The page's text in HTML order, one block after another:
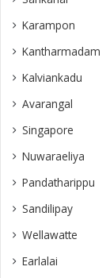
Karampon
Kantharmadam
Kalviankadu
Avarangal
Singapore
Nuwaraeliya
Pandatharippu
Sandilipay
Wellawatte
Earlalai